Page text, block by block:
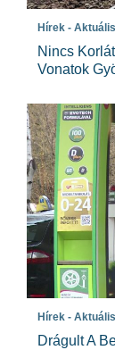
Hírek - Aktuális
Nincs
Vonatok
Hírek - Aktuális
Drágult A